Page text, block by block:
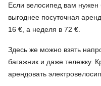
Если велосипед вам
выгоднее посуточная
16 €, а неделя в 72 €.
Здесь же можно взять
багажник и даже тележку.
арендовать